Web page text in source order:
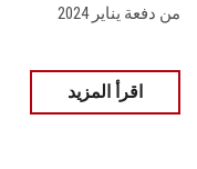
من دفعة يناير 2024
اقرأ المزيد